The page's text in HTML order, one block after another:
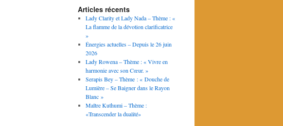
Articles récents
Lady Clarity et Lady Nada – Thème : «
La flamme de la dévotion clarificatrice
»
Énergies actuelles – Depuis le 26 juin
2026
Lady Rowena – Thème : « Vivre en
harmonie avec son Cœur. »
Serapis Bey – Thème : « Douche de
Lumière – Se Baigner dans le Rayon
Blanc »
Maître Kuthumi – Thème :
«Transcender la dualité»